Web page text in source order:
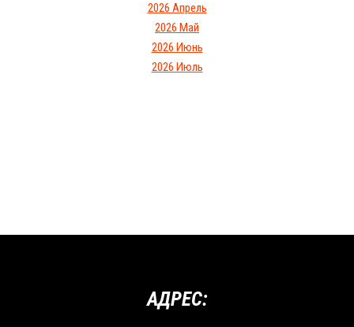
2026 Апрель
2026 Май
2026 Июнь
2026 Июль
АДРЕС: